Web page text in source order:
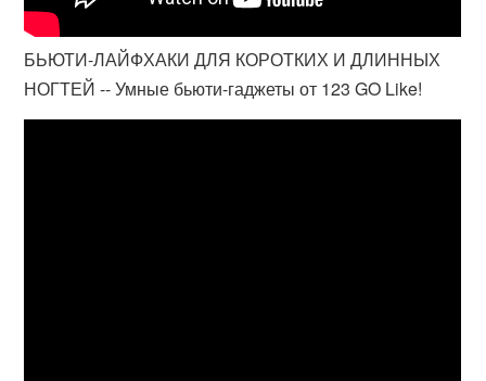
БЬЮТИ-ЛАЙФХАКИ ДЛЯ КОРОТКИХ И ДЛИННЫХ
НОГТЕЙ -- Умные бьюти-гаджеты от 123 GO Like!